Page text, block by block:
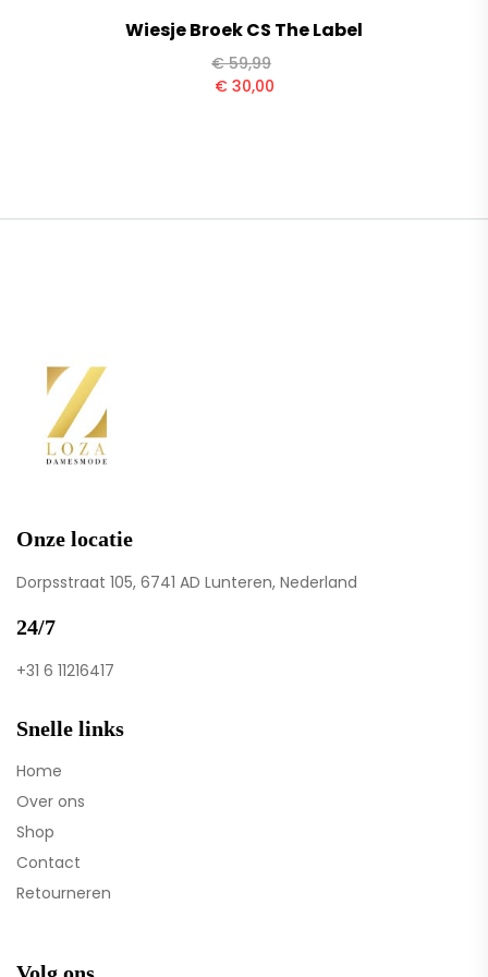
Wiesje Broek CS The Label
€59,99
€30,00
Onze locatie
Dorpsstraat 105, 6741 AD Lunteren, Nederland
24/7
+31 6 11216417
Snelle links
Home
Over ons
Shop
Contact
Retourneren